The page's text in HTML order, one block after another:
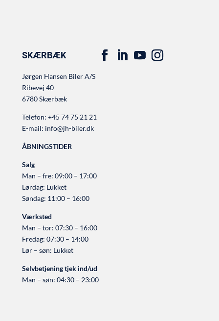
SKÆRBÆK
Jørgen Hansen Biler A/S
Ribevej 40
6780 Skærbæk
Telefon: +45 74 75 21 21
E-mail: info@jh-biler.dk
ÅBNINGSTIDER
Salg
Man – fre: 09:00 – 17:00
Lørdag: Lukket
Søndag: 11:00 – 16:00
Værksted
Man – tor: 07:30 – 16:00
Fredag: 07:30 – 14:00
Lør – søn: Lukket
Selvbetjening tjek ind/ud
Man – søn: 04:30 – 23:00